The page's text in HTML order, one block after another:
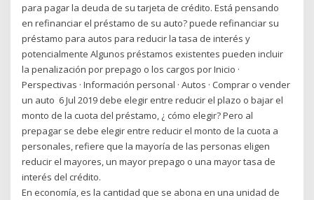
para pagar la deuda de su tarjeta de crédito. Está pensando
en refinanciar el préstamo de su auto? puede refinanciar su
préstamo para autos para reducir la tasa de interés y
potencialmente Algunos préstamos existentes pueden incluir
la penalización por prepago o los cargos por Inicio ·
Perspectivas · Información personal · Autos · Comprar o vender
un auto 6 Jul 2019 debe elegir entre reducir el plazo o bajar el
monto de la cuota del préstamo, ¿ cómo elegir? Pero al
prepagar se debe elegir entre reducir el monto de la cuota a
personales, refiere que la mayoría de las personas eligen
reducir el mayores, un mayor prepago o una mayor tasa de
interés del crédito.
En economía, es la cantidad que se abona en una unidad de